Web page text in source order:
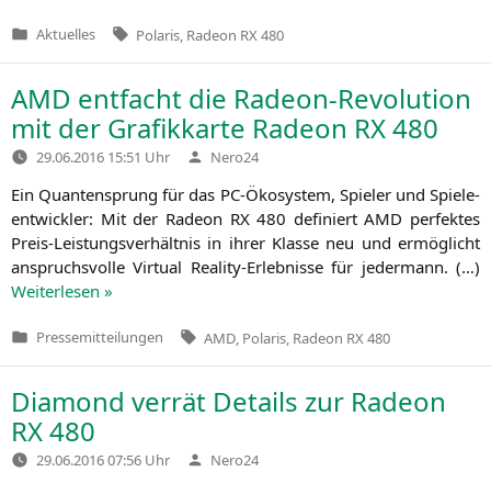
Veröffentlicht
Aktuelles Tags:
Polaris Radeon RX 480
AMD entfacht die Radeon-Revolution
mit der Grafikkarte Radeon RX480
29.06.2016 15:51 Uhr Verfasst
von
Nero24
Ein Quan­ten­sprung für das PC-Öko­sys­tem, Spie­ler und Spie­le­
ent­wick­ler: Mit der Rade­on RX480 defi­niertAMD per­fek­tes
Preis-Leis­tungs­ver­hält­nis in ihrer Klas­se neu und ermög­licht
anspruchs­vol­le Vir­tu­al Rea­li­ty-Erleb­nis­se für jeder­mann. (…)
Wei­ter­le­sen »
Veröffentlicht
Pressemitteilungen Tags:
AMD Polaris Radeon RX 480
Diamond verrät Details zur Radeon
RX480
29.06.2016 07:56 Uhr Verfasst
von
Nero24